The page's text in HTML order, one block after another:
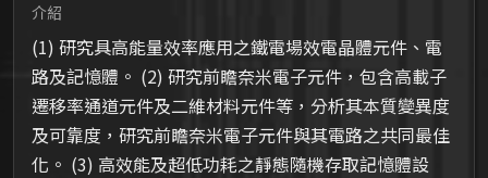
介紹
(1) 研究具高能量效率應用之鐵電場效電晶體元件、電
路及記憶體。 (2) 研究前瞻奈米電子元件，包含高載子
遷移率通道元件及二維材料元件等，分析其本質變異度
及可靠度，研究前瞻奈米電子元件與其電路之共同最佳
化。 (3) 高效能及超低功耗之靜態隨機存取記憶體設